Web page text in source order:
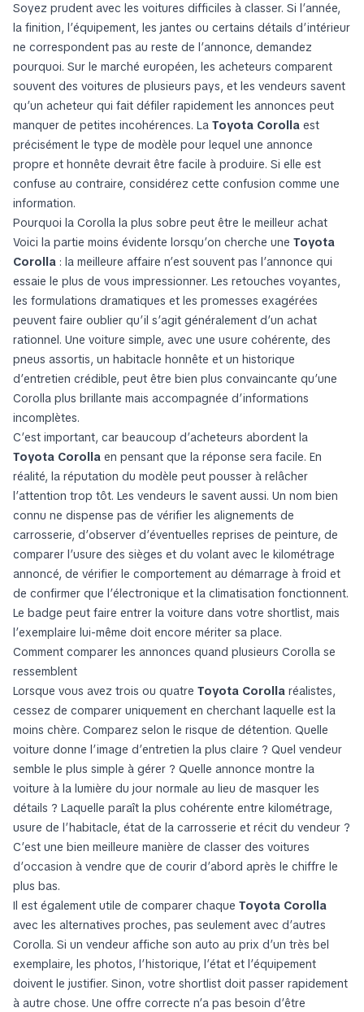
Soyez prudent avec les voitures difficiles à classer. Si l’année,
la finition, l’équipement, les jantes ou certains détails d’intérieur
ne correspondent pas au reste de l’annonce, demandez
pourquoi. Sur le marché européen, les acheteurs comparent
souvent des voitures de plusieurs pays, et les vendeurs savent
qu’un acheteur qui fait défiler rapidement les annonces peut
manquer de petites incohérences. La Toyota Corolla est
précisément le type de modèle pour lequel une annonce
propre et honnête devrait être facile à produire. Si elle est
confuse au contraire, considérez cette confusion comme une
information.
Pourquoi la Corolla la plus sobre peut être le meilleur achat
Voici la partie moins évidente lorsqu’on cherche une Toyota
Corolla : la meilleure affaire n’est souvent pas l’annonce qui
essaie le plus de vous impressionner. Les retouches voyantes,
les formulations dramatiques et les promesses exagérées
peuvent faire oublier qu’il s’agit généralement d’un achat
rationnel. Une voiture simple, avec une usure cohérente, des
pneus assortis, un habitacle honnête et un historique
d’entretien crédible, peut être bien plus convaincante qu’une
Corolla plus brillante mais accompagnée d’informations
incomplètes.
C’est important, car beaucoup d’acheteurs abordent la
Toyota Corolla en pensant que la réponse sera facile. En
réalité, la réputation du modèle peut pousser à relâcher
l’attention trop tôt. Les vendeurs le savent aussi. Un nom bien
connu ne dispense pas de vérifier les alignements de
carrosserie, d’observer d’éventuelles reprises de peinture, de
comparer l’usure des sièges et du volant avec le kilométrage
annoncé, de vérifier le comportement au démarrage à froid et
de confirmer que l’électronique et la climatisation fonctionnent.
Le badge peut faire entrer la voiture dans votre shortlist, mais
l’exemplaire lui-même doit encore mériter sa place.
Comment comparer les annonces quand plusieurs Corolla se
ressemblent
Lorsque vous avez trois ou quatre Toyota Corolla réalistes,
cessez de comparer uniquement en cherchant laquelle est la
moins chère. Comparez selon le risque de détention. Quelle
voiture donne l’image d’entretien la plus claire ? Quel vendeur
semble le plus simple à gérer ? Quelle annonce montre la
voiture à la lumière du jour normale au lieu de masquer les
détails ? Laquelle paraît la plus cohérente entre kilométrage,
usure de l’habitacle, état de la carrosserie et récit du vendeur ?
C’est une bien meilleure manière de classer des voitures
d’occasion à vendre que de courir d’abord après le chiffre le
plus bas.
Il est également utile de comparer chaque Toyota Corolla
avec les alternatives proches, pas seulement avec d’autres
Corolla. Si un vendeur affiche son auto au prix d’un très bel
exemplaire, les photos, l’historique, l’état et l’équipement
doivent le justifier. Sinon, votre shortlist doit passer rapidement
à autre chose. Une offre correcte n’a pas besoin d’être